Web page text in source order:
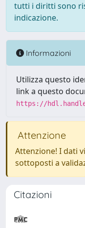
tutti i diritti sono
indicazione.
Informazioni
Utilizza questo
link a questo
https://
Attenzione
Attenzione! I dati
sottoposti a
Citazioni